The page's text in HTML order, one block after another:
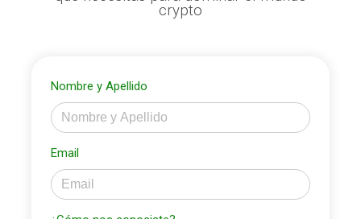
crypto
Nombre y Apellido
Email